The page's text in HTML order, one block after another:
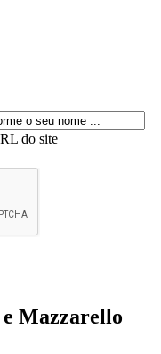
do site
e Mazzarello